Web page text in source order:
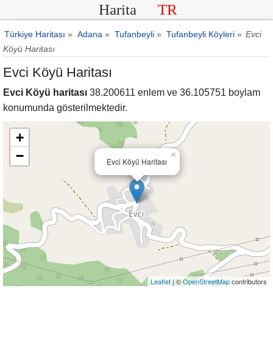
Harita TR
Türkiye Haritası » Adana » Tufanbeyli » Tufanbeyli Köyleri » Evci
Köyü Haritası
Evci Köyü Haritası
Evci Köyü haritası 38.200611 enlem ve 36.105751 boylam
konumunda gösterilmektedir.
Evci Köyü Haritası
×
+
−
Leaflet | ©OpenStreetMapcontributors